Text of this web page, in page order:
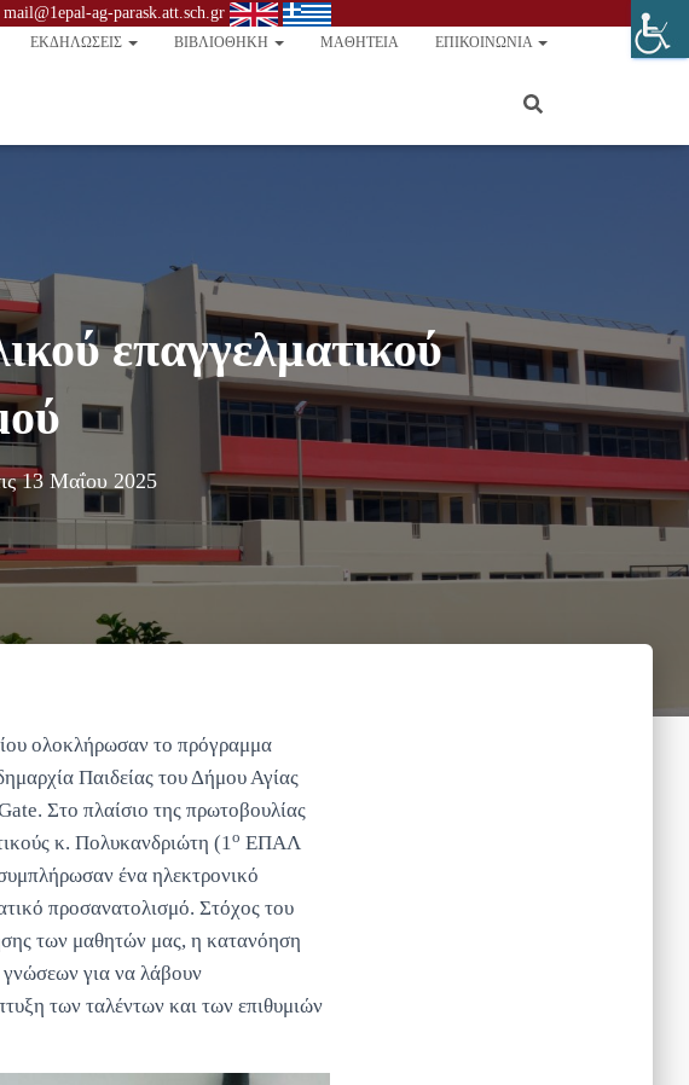
ag-parask.att.sch.gr
ΕΚΔΗΛΩΣΕΙΣ ΒΙΒΛΙΟΘΉΚΗ ΜΑΘΗΤΕΊΑ ΕΠΙΚΟΙΝΩΝΊΑ
επαγγελματικού
13 Μαΐου 2025
ολοκλήρωσαν το πρόγραμμα
Παιδείας του Δήμου Αγίας
Στο πλαίσιο της πρωτοβουλίας
κ. Πολυκανδριώτη (1ο ΕΠΑΛ
ένα ηλεκτρονικό
προσανατολισμό. Στόχος του
των μαθητών μας, η κατανόηση
για να λάβουν
των ταλέντων και των επιθυμιών